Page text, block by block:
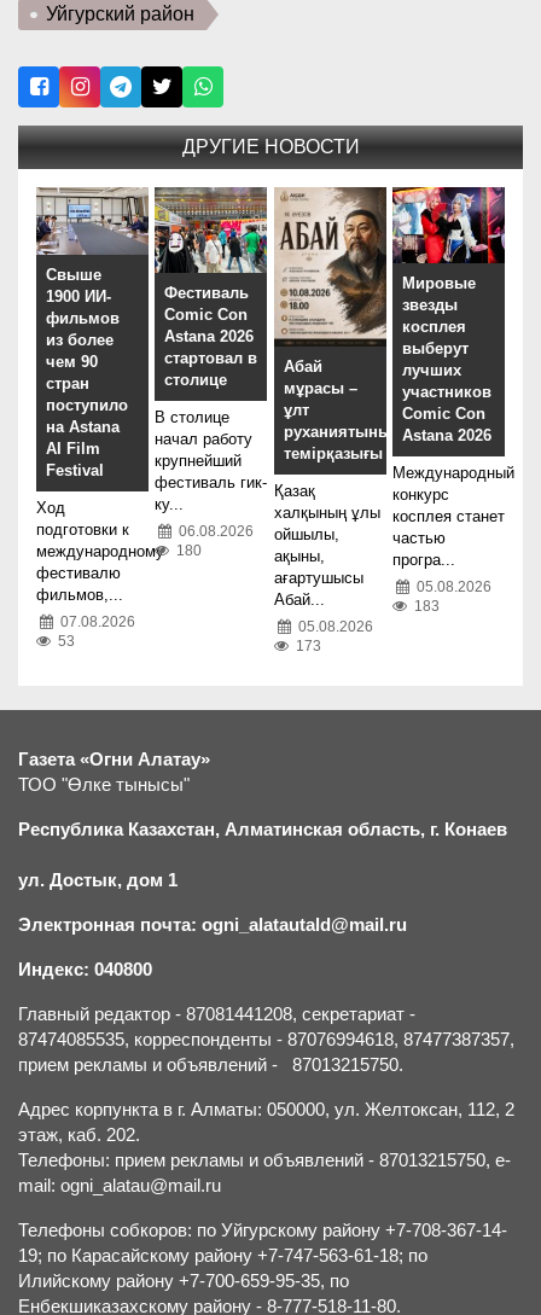
Уйгурский район
ДРУГИЕ НОВОСТИ
Свыше
1900 ИИ-
фильмов
из более
чем 90
стран
поступило
на Astana
AI Film
Festival
Ход
подготовки к
международному
фестивалю
фильмов,...
07.08.2026
53
Фестиваль
Comic Con
Astana 2026
стартовал в
столице
В столице
начал работу
крупнейший
фестиваль гик-
ку...
06.08.2026
180
Абай
мұрасы –
ұлт
руханиятының
темірқазығы
Қазақ
халқының ұлы
ойшылы,
ақыны,
ағартушысы
Абай...
05.08.2026
173
Мировые
звезды
косплея
выберут
лучших
участников
Comic Con
Astana 2026
Международный
конкурс
косплея станет
частью
програ...
05.08.2026
183
Газета «Огни Алатау»
ТОО "Өлке тынысы"
Республика Казахстан, Алматинская область, г. Конаев
ул. Достык, дом 1
Электронная почта: ogni_alatautald@mail.ru
Индекс: 040800
Главный редактор - 87081441208, секретариат -
87474085535, корреспонденты - 87076994618, 87477387357,
прием рекламы и объявлений - 87013215750.
Адрес корпункта в г. Алматы: 050000, ул. Желтоксан, 112, 2
этаж, каб. 202.
Телефоны: прием рекламы и объявлений - 87013215750, e-
mail: ogni_alatau@mail.ru
Телефоны собкоров: по Уйгурскому району +7-708-367-14-
19; по Карасайскому району +7-747-563-61-18; по
Илийскому району +7-700-659-95-35, по
Енбекшиказахскому району - 8-777-518-11-80.